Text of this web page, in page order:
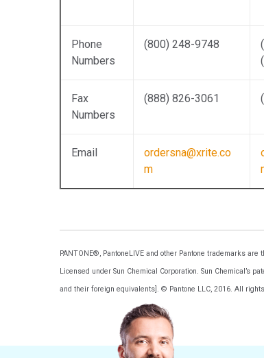
Phone
Numbers
(800) 248-9748
Fax
Numbers
(888) 826-3061
Email
ordersna@xrite.co
m
PANTONE®, PantoneLIVE and other Pantone trademarks
Licensed under Sun Chemical Corporation. Sun Chemical’s
and their foreign equivalents]. © Pantone LLC, 2016. All